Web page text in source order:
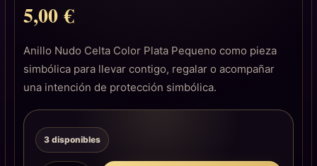
5,00€
Anillo Nudo Celta Color Plata Pequeno como pieza
simbólica para llevar contigo, regalar o acompañar
una intención de protección simbólica.
3 disponibles